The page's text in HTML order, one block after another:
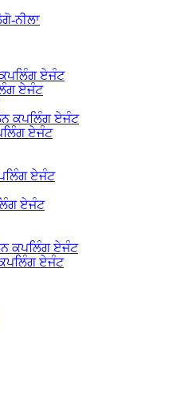
ਏਜੰਟ
ਏਜੰਟ
ਕਪਲਿੰਗ ਏਜੰਟ
ਏਜੰਟ
ਏਜੰਟ
ਏਜੰਟ
ਕਪਲਿੰਗ ਏਜੰਟ
ਏਜੰਟ